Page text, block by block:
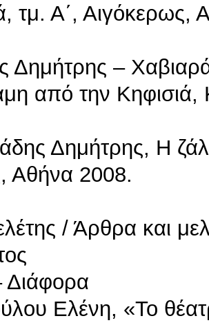
τμ. Α΄, Αιγόκερως,
Δημήτρης –
από την
Δημήτρης, Η
Αθήνα 2008.
/ Άρθρα και
Διάφορα
Ελένη, «Το